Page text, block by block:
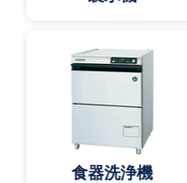
食器洗浄機